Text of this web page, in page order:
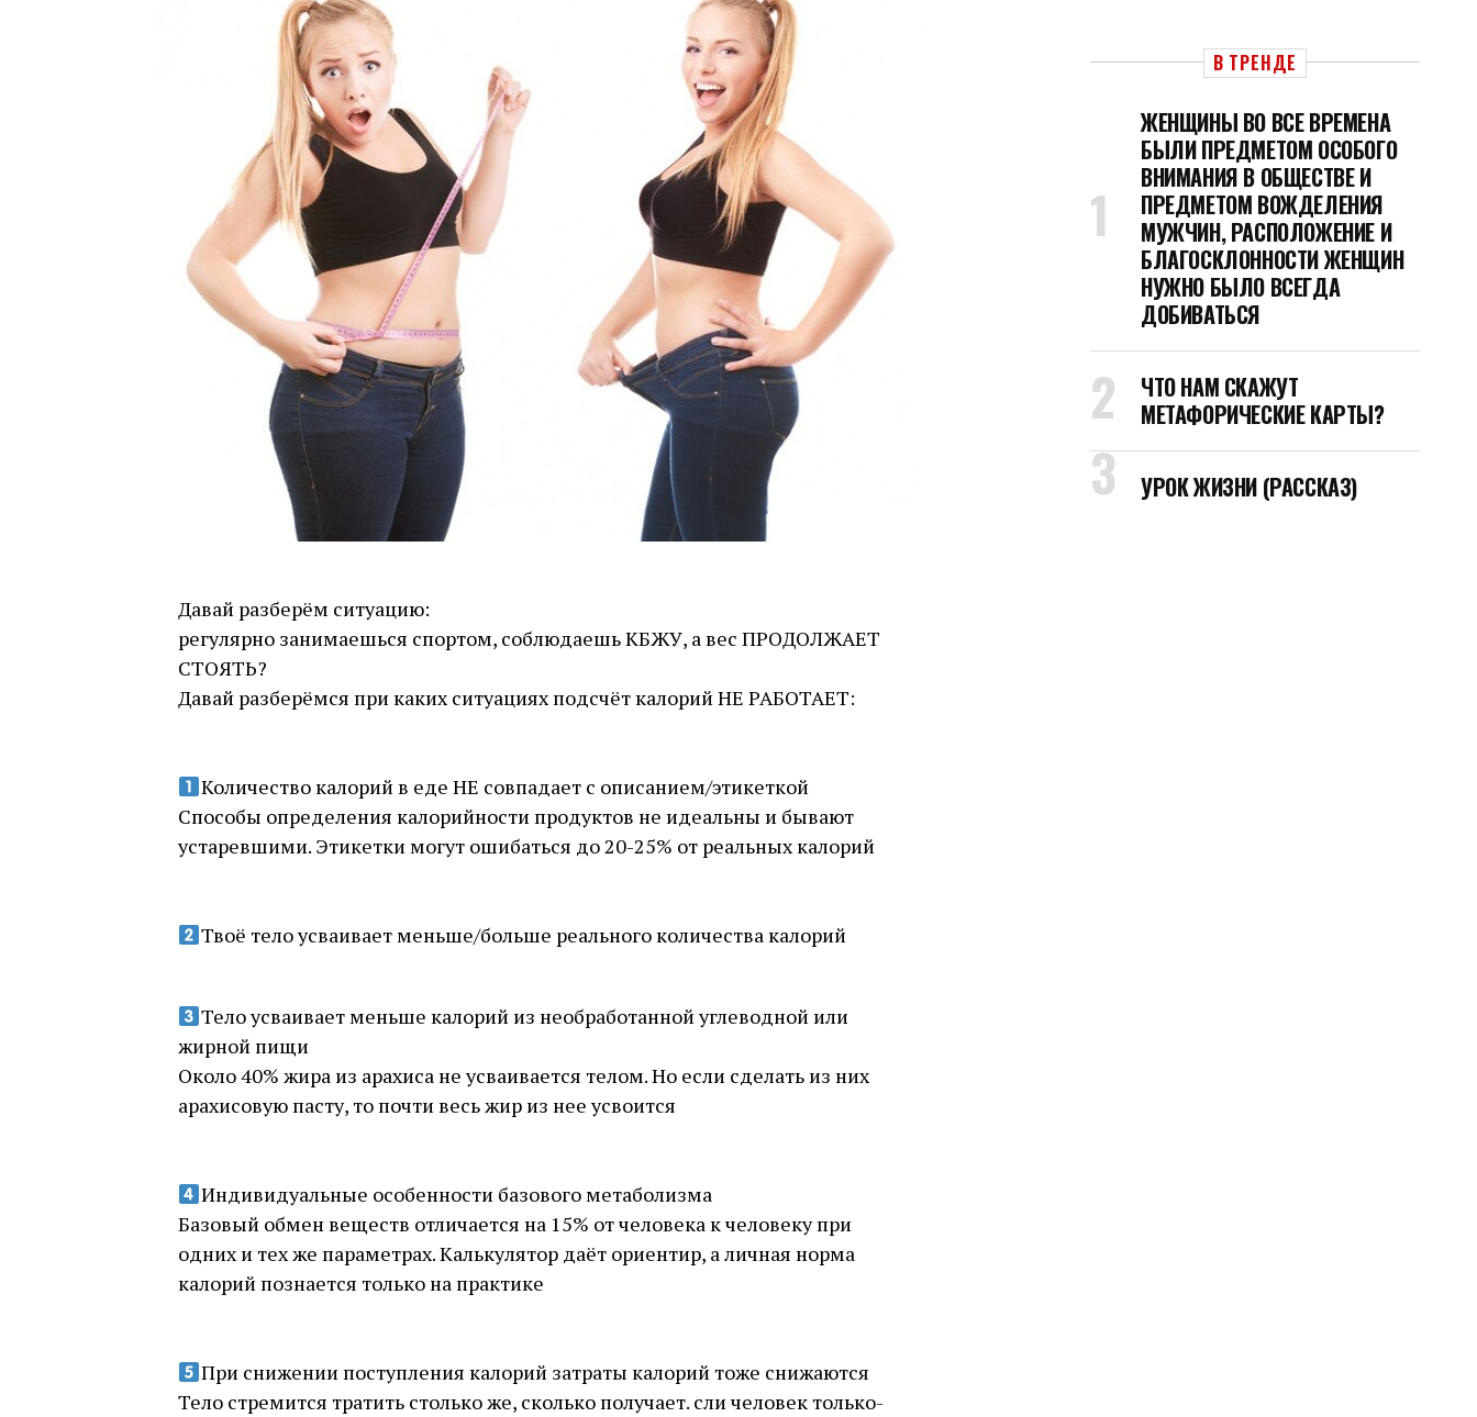
Давай разберём ситуацию:
регулярно занимаешься спортом, соблюдаешь КБЖУ, а вес ПРОДОЛЖАЕТ
СТОЯТЬ?
Давай разберёмся при каких ситуациях подсчёт калорий НЕ РАБОТАЕТ:
Количество калорий в еде НЕ совпадает с описанием/этикеткой
Способы определения калорийности продуктов не идеальны и бывают
устаревшими. Этикетки могут ошибаться до 20-25% от реальных калорий
Твоё тело усваивает меньше/больше реального количества калорий
Тело усваивает меньше калорий из необработанной углеводной или
жирной пищи
Около 40% жира из арахиса не усваивается телом. Но если сделать из них
арахисовую пасту, то почти весь жир из нее усвоится
Индивидуальные особенности базового метаболизма
Базовый обмен веществ отличается на 15% от человека к человеку при
одних и тех же параметрах. Калькулятор даёт ориентир, а личная норма
калорий познается только на практике
При снижении поступления калорий затраты калорий тоже снижаются
Тело стремится тратить столько же, сколько получает. сли человек только-
В ТРЕНДЕ
ЖЕНЩИНЫ ВО ВСЕ ВРЕМЕНА
БЫЛИ ПРЕДМЕТОМ ОСОБОГО
ВНИМАНИЯ В ОБЩЕСТВЕ И
ПРЕДМЕТОМ ВОЖДЕЛЕНИЯ
МУЖЧИН, РАСПОЛОЖЕНИЕ И
БЛАГОСКЛОННОСТИ ЖЕНЩИН
НУЖНО БЫЛО ВСЕГДА
ДОБИВАТЬСЯ
ЧТО НАМ СКАЖУТ
МЕТАФОРИЧЕСКИЕ КАРТЫ?
УРОК ЖИЗНИ (РАССКАЗ)